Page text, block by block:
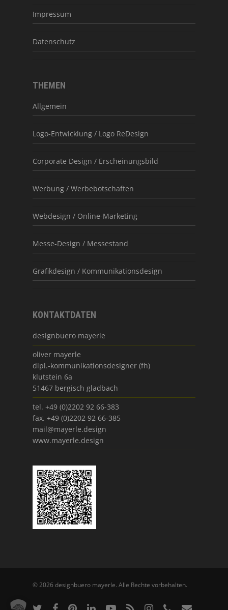
Impressum
Datenschutz
THEMEN
Allgemein
Logo-Entwicklung / Logo ReDesign
Corporate Design / Erscheinungsbild
Werbung / Werbebotschaften
Webdesign / Online-Marketing
Messe-Design / Messestand
Grafikdesign / Kommunikationsdesign
KONTAKTDATEN
designbuero mayerle
oliver mayerle
dipl.-kommunikationsdesigner (fh)
klutstein 6a
51467 bergisch gladbach
tel. +49 (0)2202 92 66-383
fax. +49 (0)2202 92 66-385
mail@mayerle.design
www.mayerle.design
© 2026 designbuero mayerle. Alle Rechte vorbehalten.